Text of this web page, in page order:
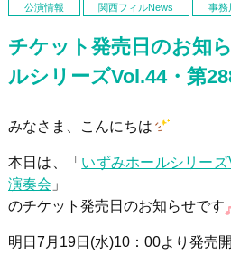
公演情報 関西フィルNews 事務
チケット発売日のお知
ルシリーズVol.44・第
みなさま、こんにちは
本日は、「 いずみホールシリーズ
演奏会 」
のチケット発売日のお知らせです
明日 7 月 19日 (水)10： 00より発売